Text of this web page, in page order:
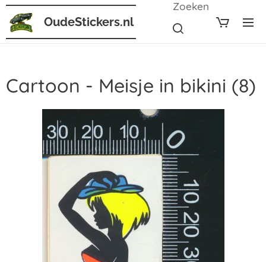
OudeStickers.nl
Zoeken
Cartoon - Meisje in bikini (8)